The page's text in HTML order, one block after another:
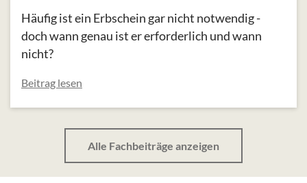
Häufig ist ein Erbschein gar nicht notwendig -
doch wann genau ist er erforderlich und wann
nicht?
Beitrag lesen
Alle Fachbeiträge anzeigen